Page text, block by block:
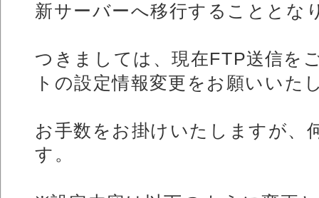
新サーバーへ移行することとな
つきましては、現在FTP送信を
トの設定情報変更をお願いいた
お手数をお掛けいたしますが、
す。